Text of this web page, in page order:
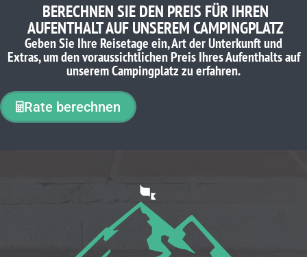
BERECHNEN SIE DEN PREIS FÜR IHREN
AUFENTHALT AUF UNSEREM CAMPINGPLATZ
Geben Sie Ihre Reisetage ein, Art der Unterkunft und
Extras, um den voraussichtlichen Preis Ihres Aufenthalts auf
unserem Campingplatz zu erfahren.
Rate berechnen